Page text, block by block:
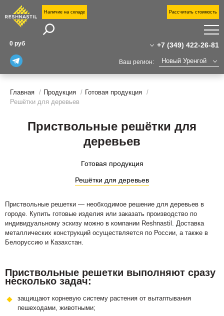
Ваш регион: Новый Уренгой
Челябинск
Наличие на складе Рассчитать стоимость
+7 (349) 422-26-81
+7 (349) 422-26-81
+7(800)555-31-02
Офис: 629307 Новый Уренгой,
просп. Губкина, 14А
Завод и склад: Калужская область,
Индустриальный парк "Ворсино", 1-й
0 руб
Главная Продукция
Готовая продукция
Решётки для деревьев
Приствольные решётки для
деревьев
Готовая продукция
Решётки для деревьев
Приствольные решетки — необходимое решение для деревьев в
городе. Купить готовые изделия или заказать производство по
индивидуальному эскизу можно в компании Reshnastil. Доставка
металлических конструкций осуществляется по России, а также в
Белоруссию и Казахстан.
Приствольные решетки выполняют сразу
несколько задач:
защищают корневую систему растения от вытаптывания
пешеходами, животными;